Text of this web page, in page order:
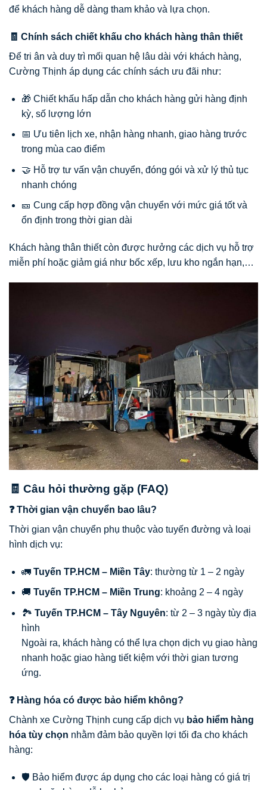
để khách hàng dễ dàng tham khảo và lựa chọn.
🧾 Chính sách chiết khấu cho khách hàng thân thiết
Để tri ân và duy trì mối quan hệ lâu dài với khách hàng,
Cường Thịnh áp dụng các chính sách ưu đãi như:
🎁 Chiết khấu hấp dẫn cho khách hàng gửi hàng định
kỳ, số lượng lớn
📅 Ưu tiên lịch xe, nhận hàng nhanh, giao hàng trước
trong mùa cao điểm
🤝 Hỗ trợ tư vấn vận chuyển, đóng gói và xử lý thủ tục
nhanh chóng
🎫 Cung cấp hợp đồng vận chuyển với mức giá tốt và
ổn định trong thời gian dài
Khách hàng thân thiết còn được hưởng các dịch vụ hỗ trợ
miễn phí hoặc giảm giá như bốc xếp, lưu kho ngắn hạn,…
🧾 Câu hỏi thường gặp (FAQ)
❓ Thời gian vận chuyển bao lâu?
Thời gian vận chuyển phụ thuộc vào tuyến đường và loại
hình dịch vụ:
🚛 Tuyến TP.HCM – Miền Tây: thường từ 1 – 2 ngày
🚚 Tuyến TP.HCM – Miền Trung: khoảng 2 – 4 ngày
🏞️ Tuyến TP.HCM – Tây Nguyên: từ 2 – 3 ngày tùy địa
hình
Ngoài ra, khách hàng có thể lựa chọn dịch vụ giao hàng
nhanh hoặc giao hàng tiết kiệm với thời gian tương
ứng.
❓ Hàng hóa có được bảo hiểm không?
Chành xe Cường Thịnh cung cấp dịch vụ bảo hiểm hàng
hóa tùy chọn nhằm đảm bảo quyền lợi tối đa cho khách
hàng:
🛡️ Bảo hiểm được áp dụng cho các loại hàng có giá trị